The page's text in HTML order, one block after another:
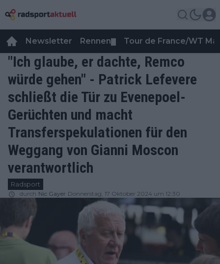
Newsletter Rennen Tour de France/WT
"Ich glaube, er dachte, Remco
würde gehen" - Patrick Lefevere
schließt die Tür zu Evenepoel-
Gerüchten und macht
Transferspekulationen für den
Weggang von Gianni Moscon
verantwortlich
Radsport
durch Nic Gayer Donnerstag, 17 Oktober 2024 um 12:30